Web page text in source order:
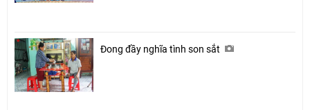
Đong đầy nghĩa tình son sắt